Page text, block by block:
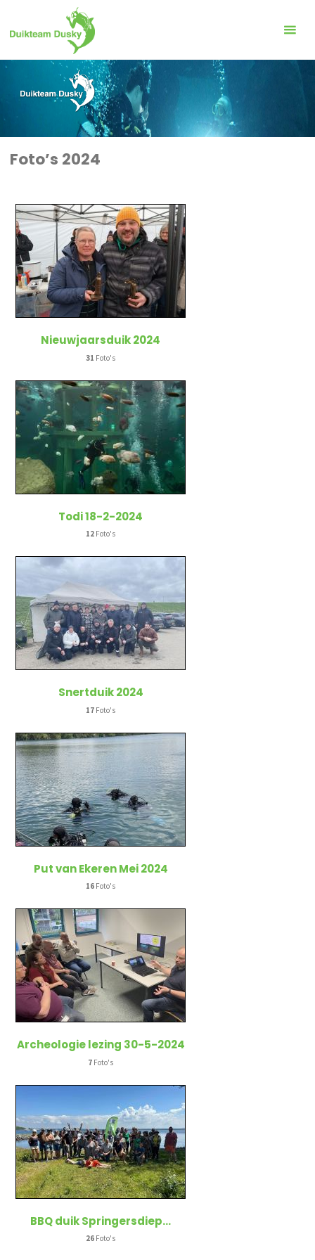
de
Foto’s 2024
Nieuwjaarsduik 2024
31 Foto's
Todi 18-2-2024
12 Foto's
Snertduik 2024
17 Foto's
Put van Ekeren Mei 2024
16 Foto's
Archeologie lezing 30-5-2024
7 Foto's
BBQ duik Springersdiep…
26 Foto's